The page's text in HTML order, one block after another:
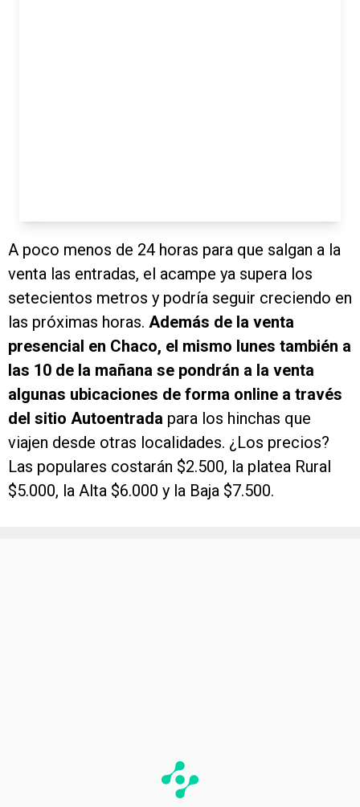
A poco menos de 24 horas para que salgan a la
venta las entradas, el acampe ya supera los
setecientos metros y podría seguir creciendo en
las próximas horas. Además de la venta
presencial en Chaco, el mismo lunes también a
las 10 de la mañana se pondrán a la venta
algunas ubicaciones de forma online a través
del sitio Autoentrada para los hinchas que
viajen desde otras localidades. ¿Los precios?
Las populares costarán $2.500, la platea Rural
$5.000, la Alta $6.000 y la Baja $7.500.